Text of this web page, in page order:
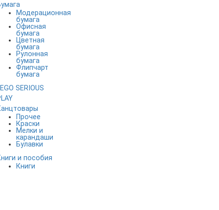
Модерационная
бумага
Офисная
бумага
Цветная
бумага
Рулонная
бумага
Флипчарт
бумага
SERIOUS
Прочее
Краски
Мелки и
карандаши
Булавки
и пособия
Книги